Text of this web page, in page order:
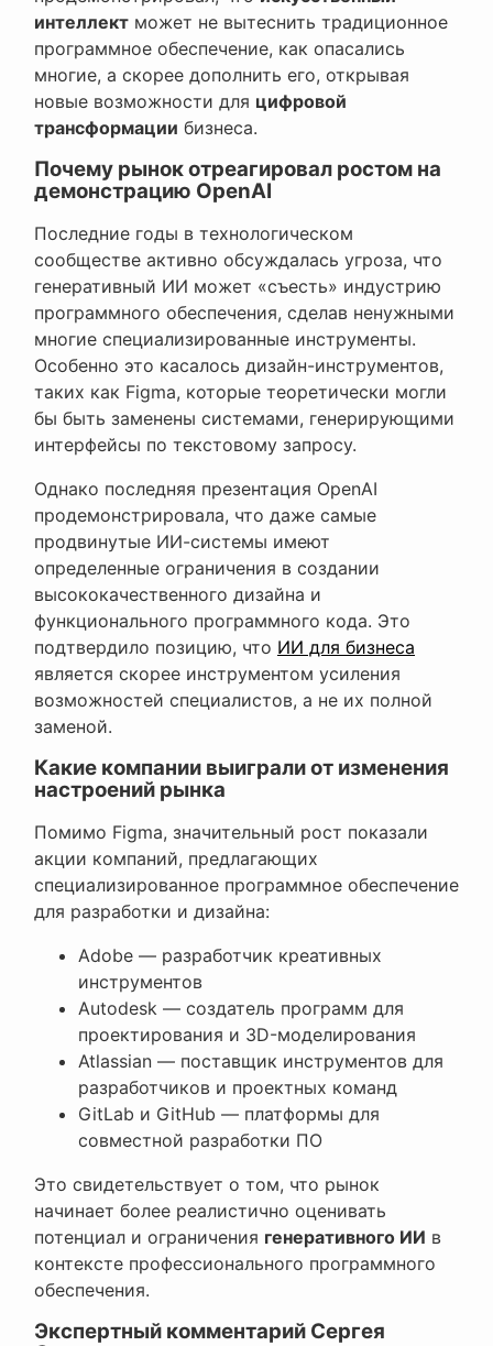
интеллект может не вытеснить традиционное
программное обеспечение, как опасались
многие, а скорее дополнить его, открывая
новые возможности для цифровой
трансформации бизнеса.
Почему рынок отреагировал ростом на
демонстрацию OpenAI
Последние годы в технологическом
сообществе активно обсуждалась угроза, что
генеративный ИИ может «съесть» индустрию
программного обеспечения, сделав ненужными
многие специализированные инструменты.
Особенно это касалось дизайн-инструментов,
таких как Figma, которые теоретически могли
бы быть заменены системами, генерирующими
интерфейсы по текстовому запросу.
Однако последняя презентация OpenAI
продемонстрировала, что даже самые
продвинутые ИИ-системы имеют
определенные ограничения в создании
высококачественного дизайна и
функционального программного кода. Это
подтвердило позицию, что ИИ для бизнеса
является скорее инструментом усиления
возможностей специалистов, а не их полной
заменой.
Какие компании выиграли от изменения
настроений рынка
Помимо Figma, значительный рост показали
акции компаний, предлагающих
специализированное программное обеспечение
для разработки и дизайна:
Adobe — разработчик креативных
инструментов
Autodesk — создатель программ для
проектирования и 3D-моделирования
Atlassian — поставщик инструментов для
разработчиков и проектных команд
GitLab и GitHub — платформы для
совместной разработки ПО
Это свидетельствует о том, что рынок
начинает более реалистично оценивать
потенциал и ограничения генеративного ИИ в
контексте профессионального программного
обеспечения.
Экспертный комментарий Сергея